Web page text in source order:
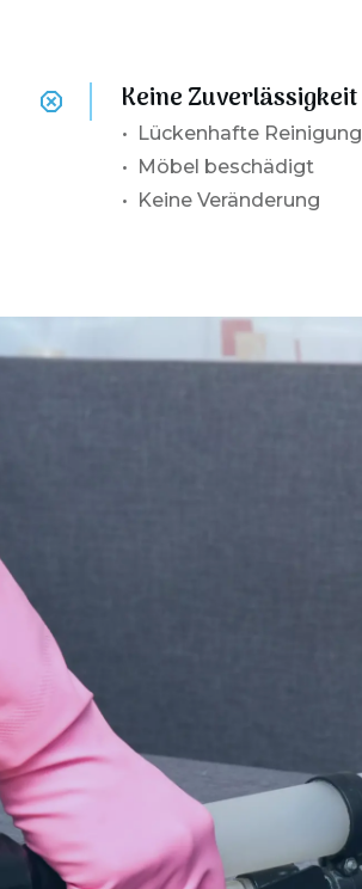
Keine Zuverlässigkeit
• Lückenhafte Reinigung
• Möbel beschädigt
• Keine Veränderung